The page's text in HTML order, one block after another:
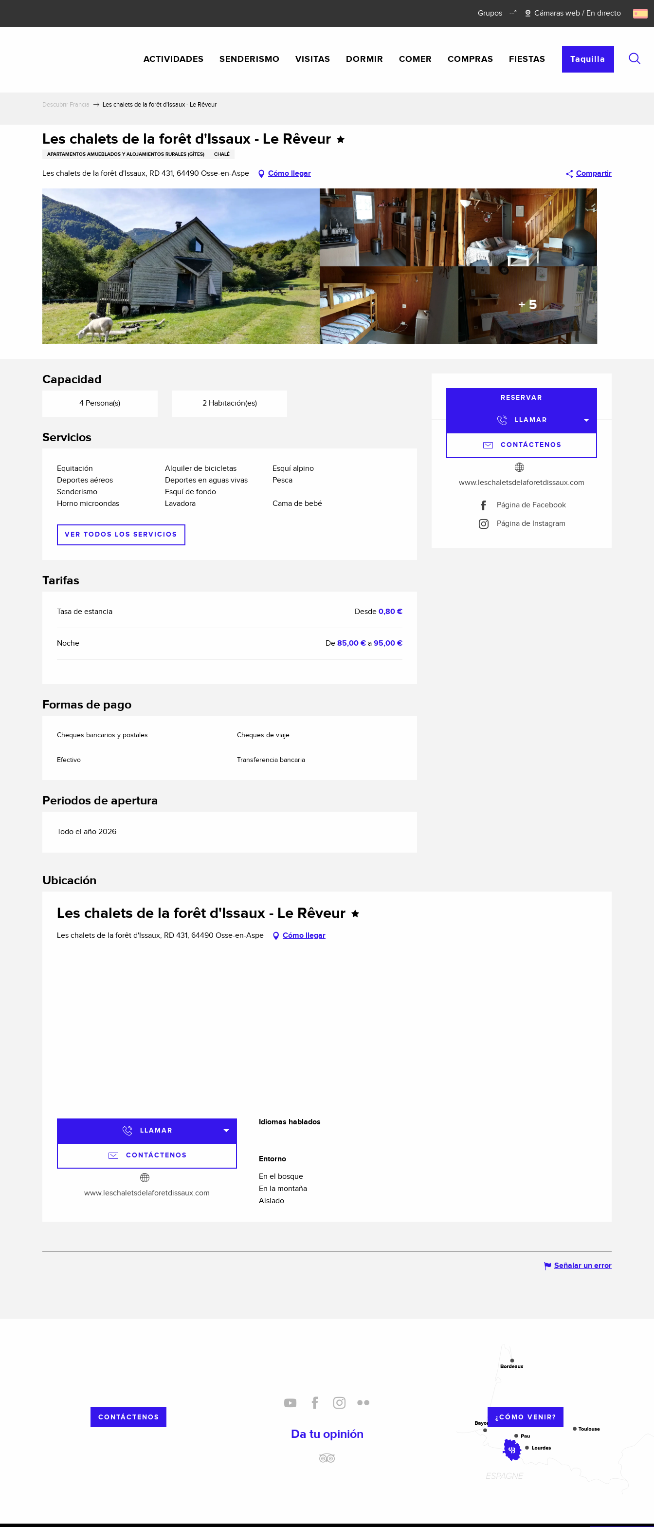
contenu
Grupos --° Cámaras web / En directo
ACTIVIDADES SENDERISMO VISITAS DORMIR COMER COMPRAS FIESTAS Taquilla
Descubrir Francia Les chalets de la forêt d'Issaux - Le Rêveur
Les chalets de la forêt d'Issaux - Le Rêveur
APARTAMENTOS AMUEBLADOS Y ALOJAMIENTOS RURALES (GÎTES) CHALÉ
Les chalets de la forêt d'Issaux, RD 431, 64490 Osse-en-Aspe Cómo llegar Compartir
+ 5
Horarios y datos de
RESERVAR
LLAMAR
CONTÁCTENOS
www.leschaletsdelaforetdissaux.com
Página de Facebook
Página de Instagram
Capacidad
4 Persona(s) 2 Habitación(es)
Servicios
Equitación Alquiler de bicicletas
Esquí alpino
Deportes aéreos
Deportes en aguas vivas
Pesca
Senderismo
Esquí de fondo
Horno microondas
Lavadora Cama de bebé
VER TODOS LOS SERVICIOS
Tarifas
Tasa de estancia Desde0,80 €
Noche De85,00 € a95,00 €
Formas de pago
Cheques bancarios y postales Cheques de viaje
Efectivo Transferencia bancaria
Periodos de apertura
Todo el año 2026
Ubicación
Les chalets de la forêt d'Issaux - Le Rêveur
Les chalets de la forêt d'Issaux, RD 431, 64490 Osse-en-Aspe Cómo llegar
LLAMAR
CONTÁCTENOS
www.leschaletsdelaforetdissaux.com
Idiomas hablados
Idiomas hablados
Entorno
Entorno
En el bosque
En la montaña
Aislado
Señalar un error
CONTÁCTENOS
Da tu opinión
¿CÓMO VENIR?